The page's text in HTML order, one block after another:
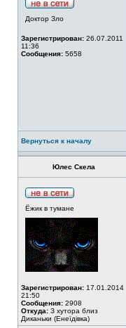
Доктор Зло
Зарегистрирован: 26.07.2011
11:36
Сообщения: 5658
Вернуться к началу
Юлес Скела
Ёжик в тумане
Зарегистрирован: 17.01.2014
21:50
Сообщения: 2908
Откуда: З хутора близ
Диканьки (Енеїдівка)